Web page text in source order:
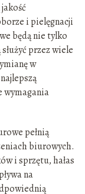
i pielęgnacji
będą nie tylko
przez wiele
w
wymagania
pełnią
biurowych.
i sprzętu, hałas
na